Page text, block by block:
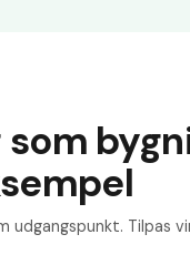
som
udgangspunkt. Tilpas